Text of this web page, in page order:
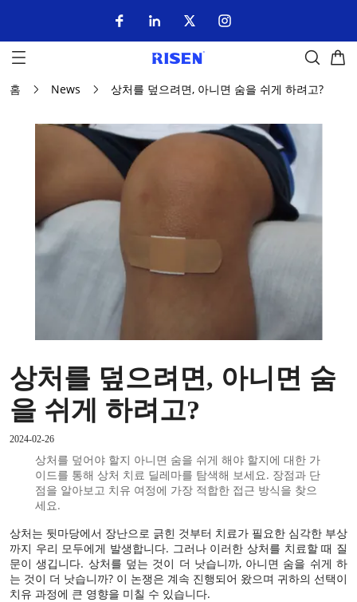
홈 News 상처를 덮으려면, 아니면 숨을 쉬게 하려고?
상처를 덮으려면, 아니면 숨
을 쉬게 하려고?
2024-02-26
상처를 덮어야 할지 아니면 숨을 쉬게 해야 할지에 대한 가
이드를 통해 상처 치료 딜레마를 탐색해 보세요. 장점과 단
점을 알아보고 치유 여정에 가장 적합한 접근 방식을 찾으
세요.
상처는 뒷마당에서 장난으로 긁힌 것부터 치료가 필요한 심각한 부상
까지 우리 모두에게 발생합니다. 그러나 이러한 상처를 치료할 때 질
문이 생깁니다. 상처를 덮는 것이 더 낫습니까, 아니면 숨을 쉬게 하
는 것이 더 낫습니까? 이 논쟁은 계속 진행되어 왔으며 귀하의 선택이
치유 과정에 큰 영향을 미칠 수 있습니다.